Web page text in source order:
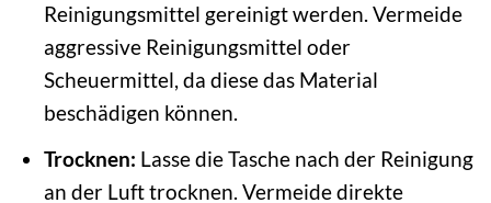
Reinigungsmittel gereinigt werden. Vermeide
aggressive Reinigungsmittel oder
Scheuermittel, da diese das Material
beschädigen können.
Trocknen: Lasse die Tasche nach der Reinigung
an der Luft trocknen. Vermeide direkte